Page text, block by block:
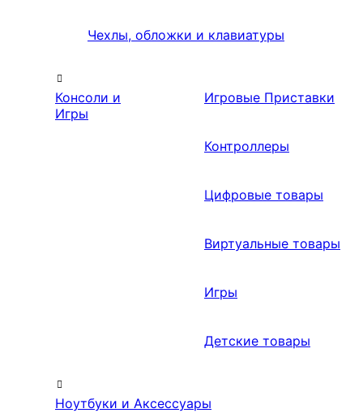
Чехлы, обложки и клавиатуры
Консоли и
Игры
Игровые Приставки
Контроллеры
Цифровые товары
Виртуальные товары
Игры
Детские товары
Ноутбуки и Аксессуары